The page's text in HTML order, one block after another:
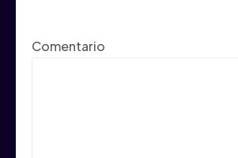
Comentario